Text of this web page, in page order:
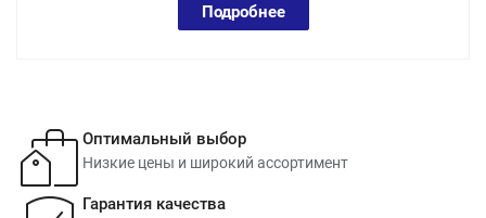
Подробнее
Оптимальный выбор
Низкие цены и широкий ассортимент
Гарантия качества